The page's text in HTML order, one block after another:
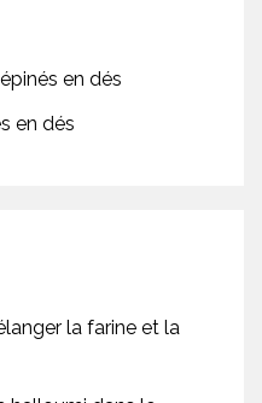
en dés
en dés
la farine et la